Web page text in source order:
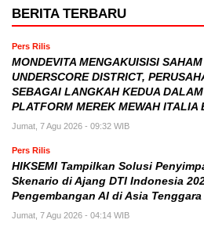
BERITA TERBARU
Pers Rilis
MONDEVITA MENGAKUISISI
UNDERSCORE DISTRICT,
SEBAGAI LANGKAH KEDUA
PLATFORM MEREK MEWAH ITALIA
Jumat, 7 Agu 2026 - 09:32 WIB
Pers Rilis
HIKSEMI Tampilkan Solusi
Skenario di Ajang DTI Indonesia
Pengembangan AI di Asia Tenggara
Jumat, 7 Agu 2026 - 04:14 WIB